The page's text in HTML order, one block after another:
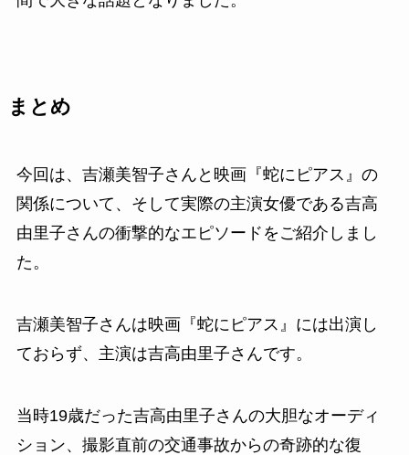
まとめ
今回は、吉瀬美智子さんと映画『蛇にピアス』の
関係について、そして実際の主演女優である吉高
由里子さんの衝撃的なエピソードをご紹介しまし
た。
吉瀬美智子さんは映画『蛇にピアス』には出演し
ておらず、主演は吉高由里子さんです。
当時19歳だった吉高由里子さんの大胆なオーディ
ション、撮影直前の交通事故からの奇跡的な復